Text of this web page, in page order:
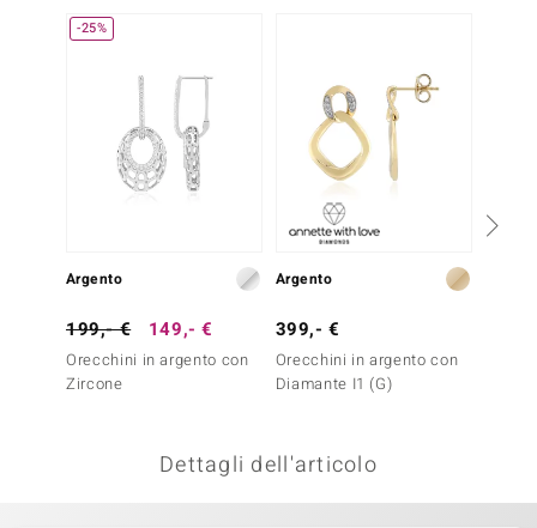
-25%
Argento
199,- € 149,- €
Orecchini in argento con
Zircone
Argento
399,- €
Orecchini in argento con
Diamante I1 (G)
Dettagli dell'articolo